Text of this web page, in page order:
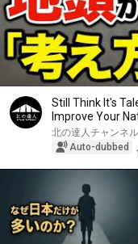
Still Think It's
Improve Your
北の達人チャンネル
Auto-dubbed